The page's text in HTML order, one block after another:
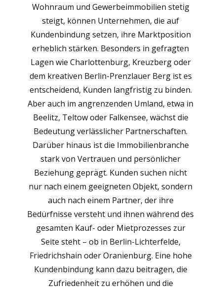
Wohnraum und Gewerbeimmobilien stetig
steigt, können Unternehmen, die auf
Kundenbindung setzen, ihre Marktposition
erheblich stärken. Besonders in gefragten
Lagen wie Charlottenburg, Kreuzberg oder
dem kreativen Berlin-Prenzlauer Berg ist es
entscheidend, Kunden langfristig zu binden.
Aber auch im angrenzenden Umland, etwa in
Beelitz, Teltow oder Falkensee, wächst die
Bedeutung verlässlicher Partnerschaften.
Darüber hinaus ist die Immobilienbranche
stark von Vertrauen und persönlicher
Beziehung geprägt. Kunden suchen nicht
nur nach einem geeigneten Objekt, sondern
auch nach einem Partner, der ihre
Bedürfnisse versteht und ihnen während des
gesamten Kauf- oder Mietprozesses zur
Seite steht – ob in Berlin-Lichterfelde,
Friedrichshain oder Oranienburg. Eine hohe
Kundenbindung kann dazu beitragen, die
Zufriedenheit zu erhöhen und die